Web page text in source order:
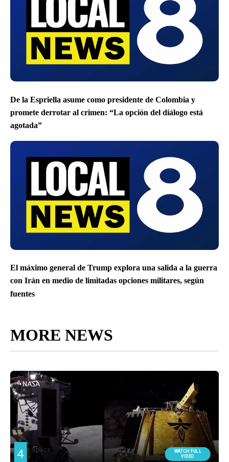
De la Espriella asume como presidente de Colombia y
promete derrotar al crimen: “La opción del diálogo está
agotada”
El máximo general de Trump explora una salida a la guerra
con Irán en medio de limitadas opciones militares, según
fuentes
MORE NEWS